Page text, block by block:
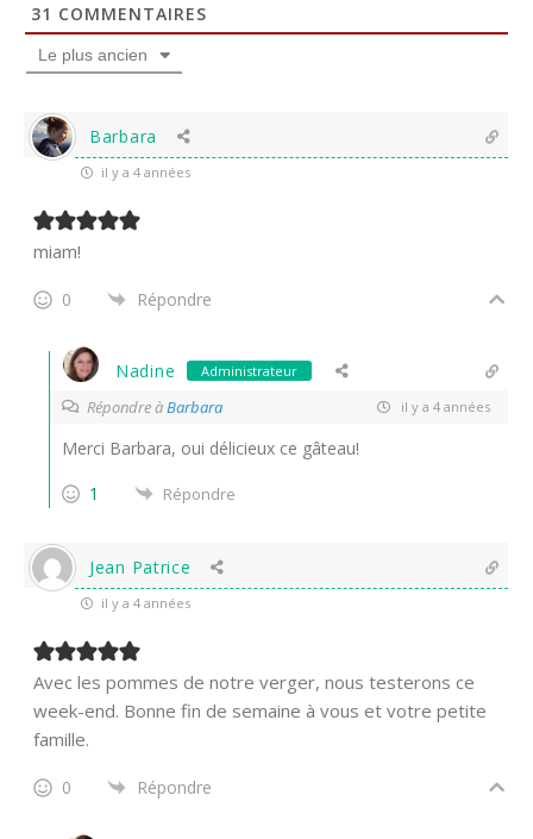
31 COMMENTAIRES
Le plus ancien
Barbara
il y a 4 années
miam!
0 Répondre
Nadine Administrateur
Répondre àBarbara il y a 4 années
Merci Barbara, oui délicieux ce gâteau!
1
Répondre
Jean Patrice
il y a 4 années
Avec les pommes de notre verger, nous testerons ce
week-end. Bonne fin de semaine à vous et votre petite
famille.
0 Répondre